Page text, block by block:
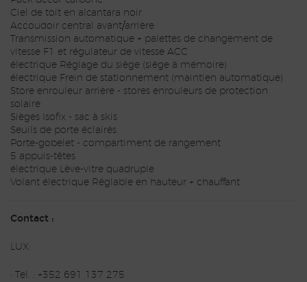
Ciel de toit en alcantara noir
Accoudoir central avant/arrière
Transmission automatique + palettes de changement de
vitesse F1 et régulateur de vitesse ACC
électrique Réglage du siège (siège à mémoire)
électrique Frein de stationnement (maintien automatique)
Store enrouleur arrière - stores enrouleurs de protection
solaire
Sièges Isofix - sac à skis
Seuils de porte éclairés
Porte-gobelet - compartiment de rangement
5 appuis-têtes
électrique Lève-vitre quadruple
Volant électrique Réglable en hauteur + chauffant
Contact :
LUX:
• Tel. : +352 691 137 275